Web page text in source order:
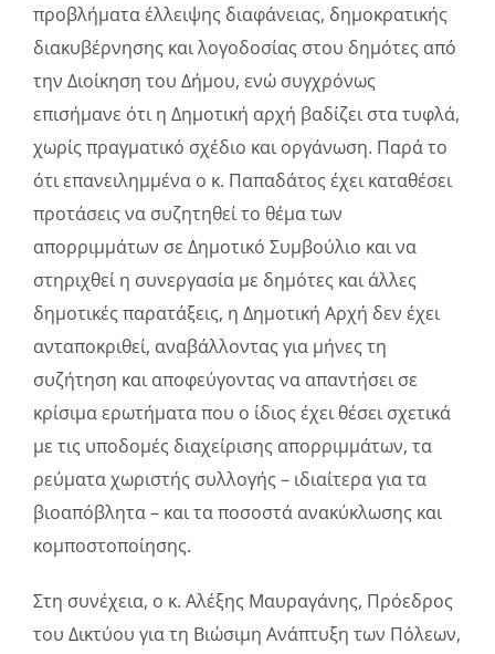
προβλήματα έλλειψης διαφάνειας, δημοκρατικής
διακυβέρνησης και λογοδοσίας στου δημότες από
την Διοίκηση του Δήμου, ενώ συγχρόνως
επισήμανε ότι η Δημοτική αρχή βαδίζει στα τυφλά,
χωρίς πραγματικό σχέδιο και οργάνωση. Παρά το
ότι επανειλημμένα ο κ. Παπαδάτος έχει καταθέσει
προτάσεις να συζητηθεί το θέμα των
απορριμμάτων σε Δημοτικό Συμβούλιο και να
στηριχθεί η συνεργασία με δημότες και άλλες
δημοτικές παρατάξεις, η Δημοτική Αρχή δεν έχει
ανταποκριθεί, αναβάλλοντας για μήνες τη
συζήτηση και αποφεύγοντας να απαντήσει σε
κρίσιμα ερωτήματα που ο ίδιος έχει θέσει σχετικά
με τις υποδομές διαχείρισης απορριμμάτων, τα
ρεύματα χωριστής συλλογής – ιδιαίτερα για τα
βιοαπόβλητα – και τα ποσοστά ανακύκλωσης και
κομποστοποίησης.
Στη συνέχεια, ο κ. Αλέξης Μαυραγάνης, Πρόεδρος
του Δικτύου για τη Βιώσιμη Ανάπτυξη των Πόλεων,